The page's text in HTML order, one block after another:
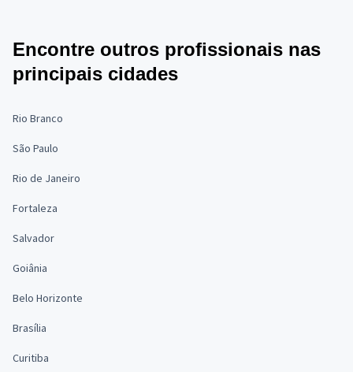
Encontre outros profissionais nas
principais cidades
Rio Branco
São Paulo
Rio de Janeiro
Fortaleza
Salvador
Goiânia
Belo Horizonte
Brasília
Curitiba